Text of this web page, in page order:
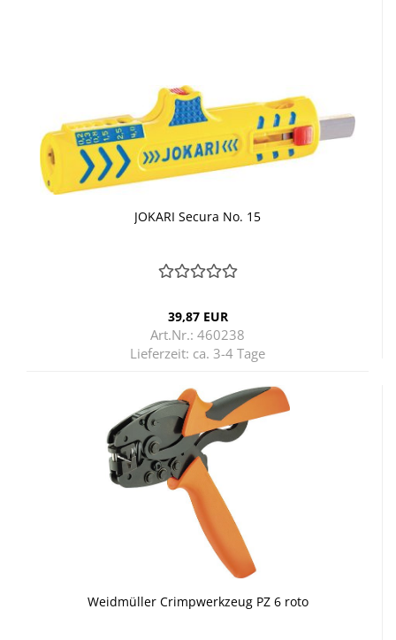
JO­KA­RI Se­cu­ra No. 15
39,87 EUR
Art.Nr.: 460238
Lieferzeit: ca. 3-4 Tage
Weid­mül­ler Crimp­werk­zeug PZ 6 roto